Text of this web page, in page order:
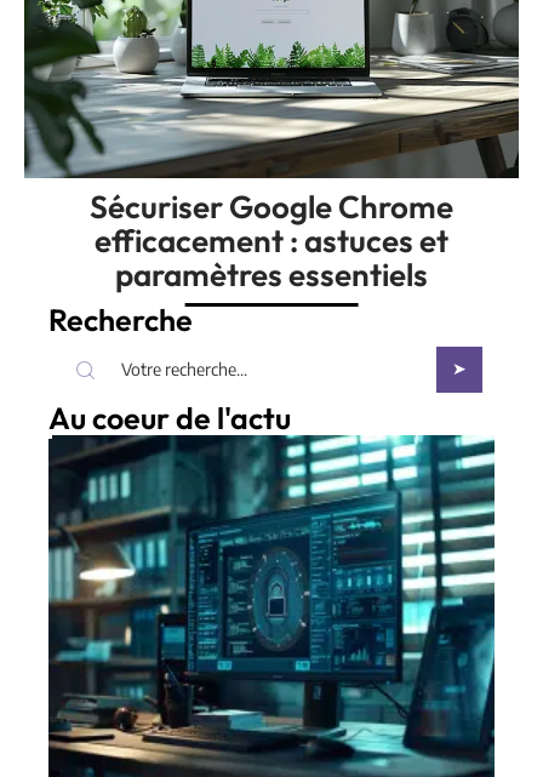
Sécuriser Google Chrome
efficacement : astuces et
paramètres essentiels
Recherche
Au coeur de l'actu